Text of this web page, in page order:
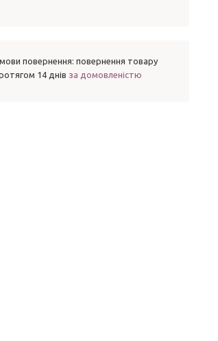
повернення товару
14 днів за домовленістю